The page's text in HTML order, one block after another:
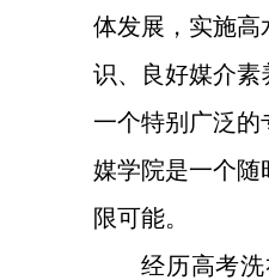
体发展，实施高
识、良好媒介素
一个特别广泛
媒学院是一个随
限可能。
经历高考